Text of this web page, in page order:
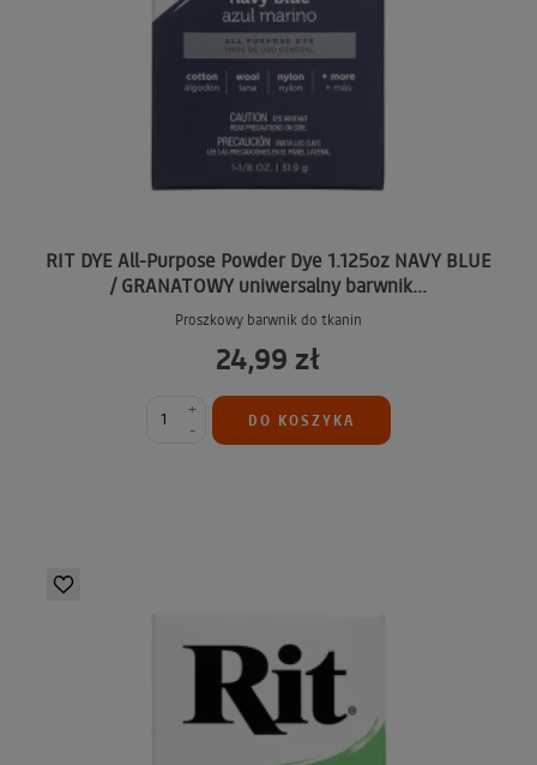
RIT DYE All-Purpose Powder Dye 1.125oz NAVY BLUE
/ GRANATOWY uniwersalny barwnik...
Proszkowy barwnik do tkanin
24,99 zł
-
+
DO KOSZYKA